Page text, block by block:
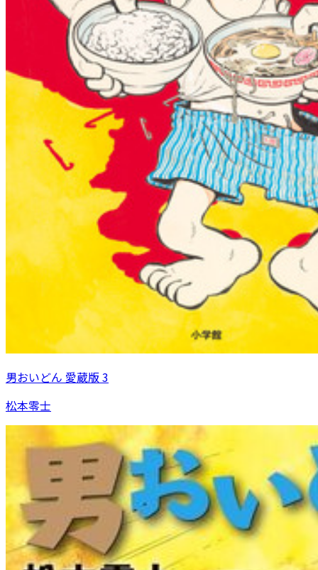
男おいどん 愛蔵版 3
松本零士